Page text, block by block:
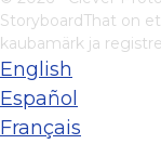
StoryboardThat on
kaubamärk ja
English
Español
Français